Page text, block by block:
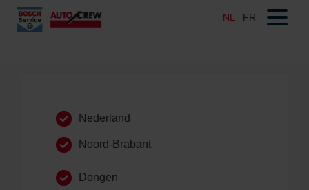
Nederland
Noord-Brabant
Dongen